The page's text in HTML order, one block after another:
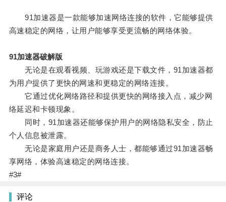
91加速器是一款能够加速网络连接的软件，它能够提供
高速稳定的网络，让用户能够享受更流畅的网络体验。
91加速器破解版
无论是在观看视频、玩游戏还是下载文件，91加速器都
为用户提供了更快的网速和更稳定的网络连接。
它通过优化网络路径和提供更快的网络接入点，减少网
络延迟和卡顿现象。
同时，91加速器还能够保护用户的网络隐私安全，防止
个人信息被泄露。
无论是家庭用户还是商务人士，都能够通过91加速器畅
享网络，体验高速稳定的网络连接。
#3#
评论